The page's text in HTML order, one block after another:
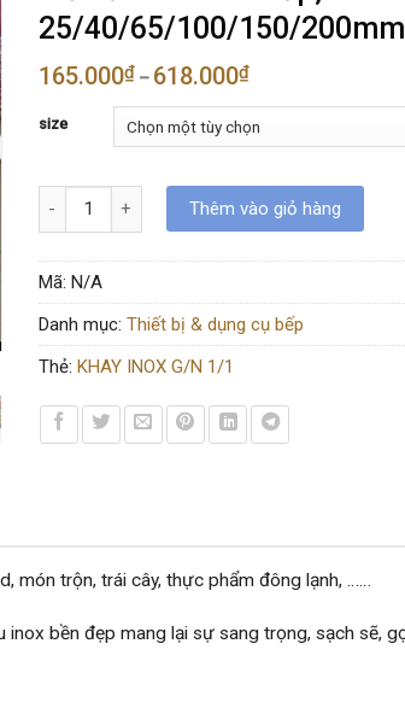
25/40/65/100/150/200mm
165.000₫ – 618.000₫
size
KHAY INOX G/N 1/1 (L530 * W327mm) đựng
Thêm vào giỏ hàng
Mã: N/A
Danh mục: Thiết bị & dụng cụ bếp
Thẻ: KHAY INOX G/N 1/1
món trộn, trái cây, thực phẩm đông lạnh, ……
bền đẹp mang lại sự sang trọng, sạch sẽ,